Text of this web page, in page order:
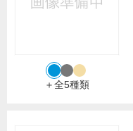
＋全5種類